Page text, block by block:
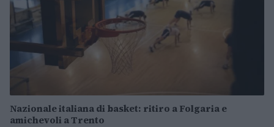
Nazionale italiana di basket: ritiro a Folgaria e
amichevoli a Trento